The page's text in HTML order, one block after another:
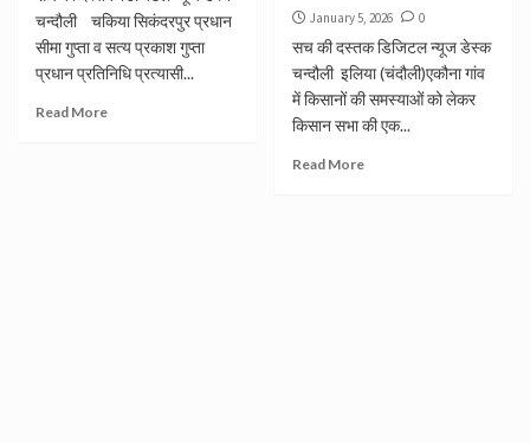
चन्दौली चकिया सिकंदरपुर प्रधान
सीमा गुप्ता व सत्य प्रकाश गुप्ता
प्रधान प्रतिनिधि प्रत्यासी...
Read More
January 5, 2026 0
सच की दस्तक डिजिटल न्यूज डेस्क
चन्दौली इलिया (चंदौली)एकौना गांव
में किसानों की समस्याओं को लेकर
किसान सभा की एक...
Read More